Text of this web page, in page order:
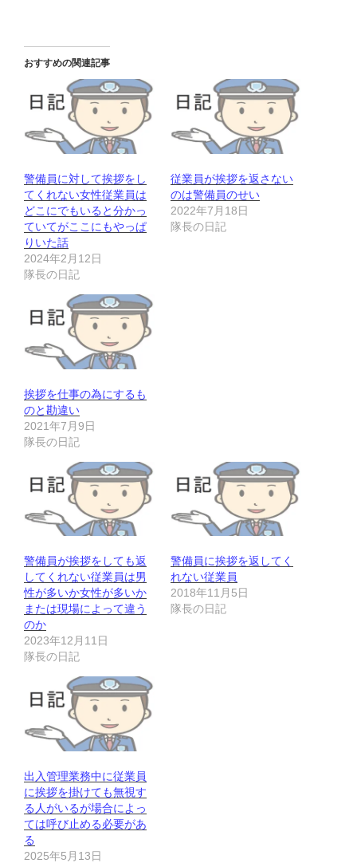
おすすめの関連記事
警備員に対して挨拶をし
てくれない女性従業員は
どこにでもいると分かっ
ていてがここにもやっぱ
りいた話
2024年2月12日
隊長の日記
従業員が挨拶を返さない
のは警備員のせい
2022年7月18日
隊長の日記
挨拶を仕事の為にするも
のと勘違い
2021年7月9日
隊長の日記
警備員が挨拶をしても返
してくれない従業員は男
性が多いか女性が多いか
または現場によって違う
のか
2023年12月11日
隊長の日記
警備員に挨拶を返してく
れない従業員
2018年11月5日
隊長の日記
出入管理業務中に従業員
に挨拶を掛けても無視す
る人がいるが場合によっ
ては呼び止める必要があ
る
2025年5月13日